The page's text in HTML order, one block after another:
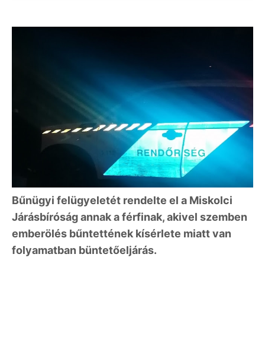
Bűnügyi felügyeletét rendelte el a Miskolci
Járásbíróság annak a férfinak, akivel szemben
emberölés bűntettének kísérlete miatt van
folyamatban büntetőeljárás.